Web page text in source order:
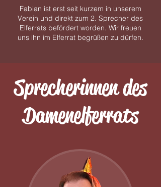
Fabian ist erst seit kurzem in unserem
Verein und direkt zum 2. Sprecher des
Elferrats befördertworden. Wir freuen
uns ihn im Elferrat begrüßen zu dürfen.
Sprecherinnen des
Damenelferrats